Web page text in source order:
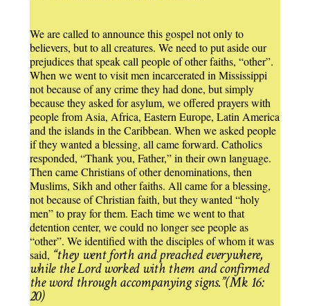
We are called to announce this gospel not only to
believers, but to all creatures. We need to put aside our
prejudices that speak call people of other faiths, “other”.
When we went to visit men incarcerated in Mississippi
not because of any crime they had done, but simply
because they asked for asylum, we offered prayers with
people from Asia, Africa, Eastern Europe, Latin America
and the islands in the Caribbean. When we asked people
if they wanted a blessing, all came forward. Catholics
responded, “Thank you, Father,” in their own language.
Then came Christians of other denominations, then
Muslims, Sikh and other faiths. All came for a blessing,
not because of Christian faith, but they wanted “holy
men” to pray for them. Each time we went to that
detention center, we could no longer see people as
“other”. We identified with the disciples of whom it was
said, “they went forth and preached everywhere,
while the Lord worked with them and confirmed
the word through accompanying signs.”(Mk 16:
20)